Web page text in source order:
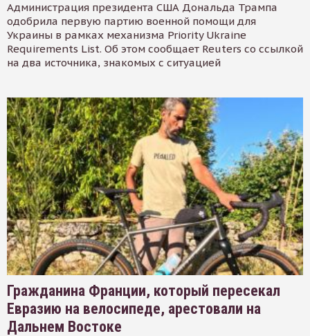
Администрация президента США Дональда Трампа
одобрила первую партию военной помощи для
Украины в рамках механизма Priority Ukraine
Requirements List. Об этом сообщает Reuters со ссылкой
на два источника, знакомых с ситуацией
Гражданина Франции, который пересекал
Евразию на велосипеде, арестовали на
Дальнем Востоке